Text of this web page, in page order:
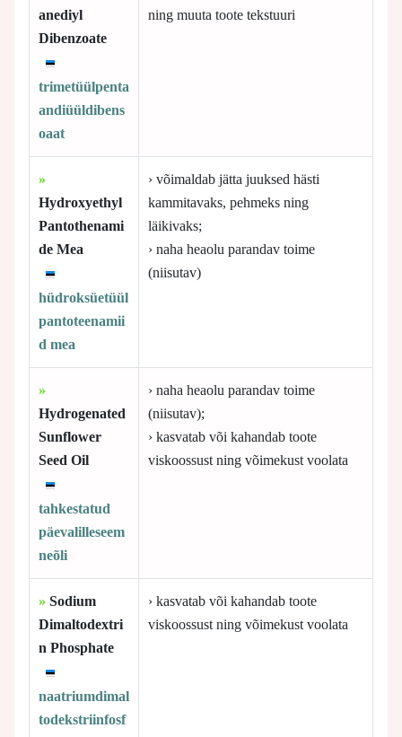
anediyl
Dibenzoate
trimetüülpenta
andiüüldibens
oaat
ning muuta toote tekstuuri
»
Hydroxyethyl
Pantothenami
de Mea
hüdroksüetüül
pantoteenamii
d mea
› võimaldab jätta juuksed hästi
kammitavaks, pehmeks ning
läikivaks;
› naha heaolu parandav toime
(niisutav)
»
Hydrogenated
Sunflower
Seed Oil
tahkestatud
päevalilleseem
neõli
› naha heaolu parandav toime
(niisutav);
› kasvatab või kahandab toote
viskoossust ning võimekust voolata
» Sodium
Dimaltodextri
n Phosphate
naatriumdimal
todekstriinfosf
› kasvatab või kahandab toote
viskoossust ning võimekust voolata